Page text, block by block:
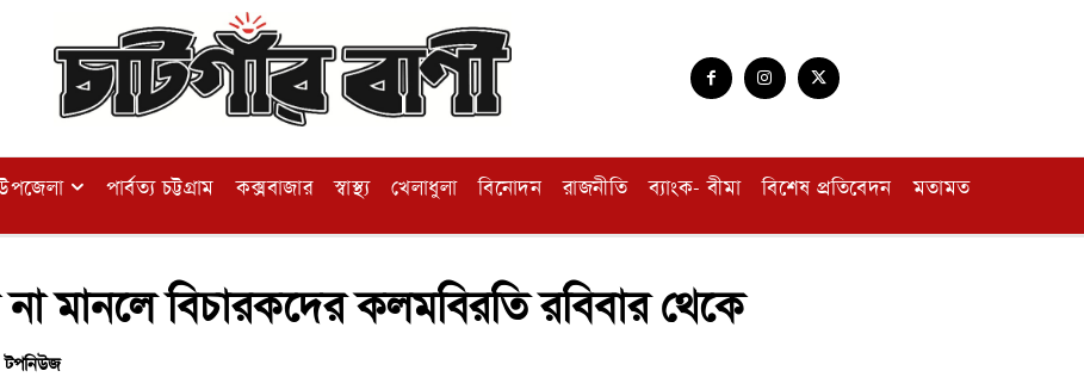
পার্বত্য চট্টগ্রাম কক্সবাজার স্বাস্থ্য খেলাধুলা বিনোদন রাজনীতি ব্যাংক- বীমা বিশেষ প্রতিবেদন মতামত
মানলে বিচারকদের কলমবিরতি রবিবার থেকে
টপনিউজ